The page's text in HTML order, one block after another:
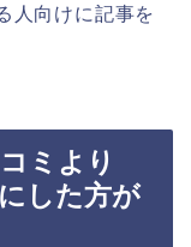
人向けに記事を
ミより
した方が